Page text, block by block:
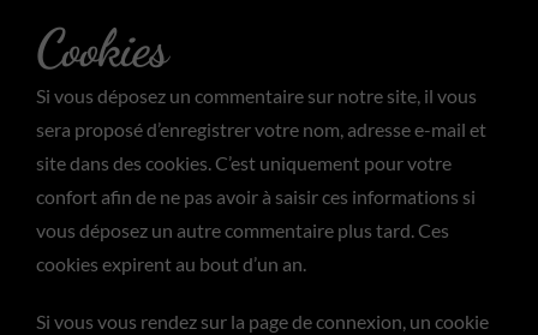
Cookies
Si vous déposez un commentaire sur notre site, il vous
sera proposé d’enregistrer votre nom, adresse e-mail et
site dans des cookies. C’est uniquement pour votre
confort afin de ne pas avoir à saisir ces informations si
vous déposez un autre commentaire plus tard. Ces
cookies expirent au bout d’un an.
Si vous vous rendez sur la page de connexion, un cookie